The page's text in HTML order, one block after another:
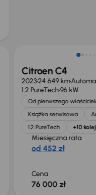
Citroen C4
202324 649 km
1.2 PureTech96 kW
Od pierwszego
Książka serwisowa
1.2 PureTech
+10
Miesięczna rata
od 452 zł
Cena
76 000 zł
Taniej o 1 500 zł